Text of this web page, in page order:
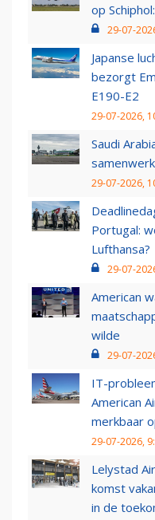
op
29-07-
Japanse
bezorgt
E190-E2
29-07-2026,
Saudi
29-07-2026,
Portugal:
Lufthansa?
29-07-
American
wilde
29-07-
IT-
American
merkbaar
29-07-2026,
Lelystad
komst
in de